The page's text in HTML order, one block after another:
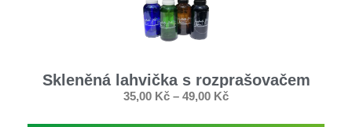
Skleněná lahvička s rozprašovačem
35,00 Kč – 49,00 Kč